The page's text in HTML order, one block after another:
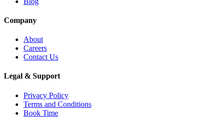
Company
About
Careers
Contact Us
Legal & Support
Privacy Policy
Terms and Conditions
Book Time